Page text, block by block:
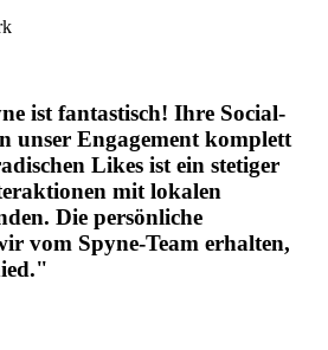
ist fantastisch! Ihre Social-
unser Engagement komplett
Likes ist ein stetiger
mit lokalen
Die persönliche
vom Spyne-Team erhalten,